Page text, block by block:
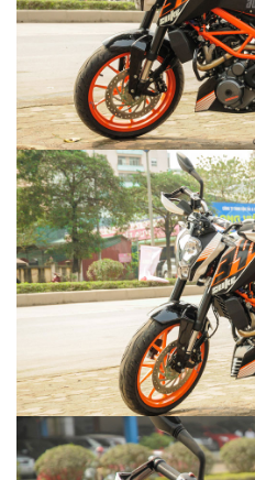
Thứ Sáu , 20/03/2015 | 00:18
Chi tiết KTM Duke 390 ABS 2014: